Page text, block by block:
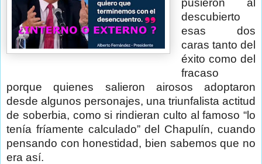
descubierto
esas dos
caras tanto del
éxito como del
fracaso
porque quienes salieron airosos adoptaron
desde algunos personajes, una triunfalista actitud
de soberbia, como si rindieran culto al famoso “lo
tenía fríamente calculado” del Chapulín, cuando
pensando con honestidad, bien sabemos que no
era así.